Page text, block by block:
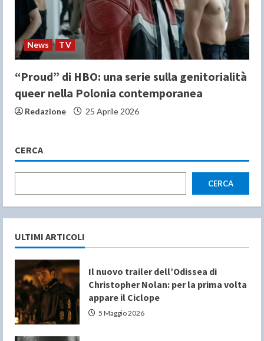
News TV
“Proud” di HBO: una serie sulla genitorialità
queer nella Polonia contemporanea
Redazione 25 Aprile 2026
CERCA
CERCA
ULTIMI ARTICOLI
Il nuovo trailer dell’Odissea di
Christopher Nolan: per la prima volta
appare il Ciclope
5 Maggio 2026